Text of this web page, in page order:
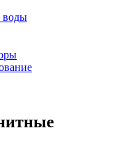
воды